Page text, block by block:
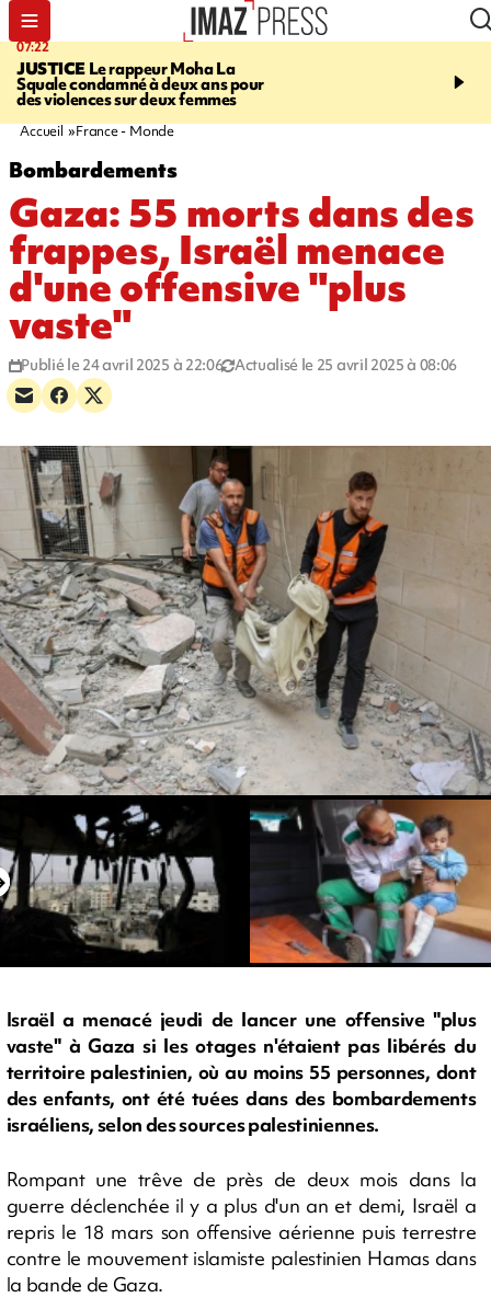
07:22
JUSTICE Le rappeur Moha La
Squale condamné à deux ans pour
des violences sur deux femmes
10:46
décède en juillet, 18
Accueil France - Monde
Bombardements
Gaza: 55 morts dans des
frappes, Israël menace
d'une offensive "plus
vaste"
Publié le 24 avril 2025 à 22:06 Actualisé le 25 avril 2025 à 08:06
Israël a menacé jeudi de lancer une offensive "plus
vaste" à Gaza si les otages n'étaient pas libérés du
territoire palestinien, où au moins 55 personnes, dont
des enfants, ont été tuées dans des bombardements
israéliens, selon des sources palestiniennes.
Rompant une trêve de près de deux mois dans la
guerre déclenchée il y a plus d'un an et demi, Israël a
repris le 18 mars son offensive aérienne puis terrestre
contre le mouvement islamiste palestinien Hamas dans
la bande de Gaza.